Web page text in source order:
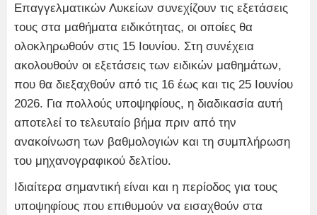
Επαγγελματικών Λυκείων συνεχίζουν τις εξετάσεις
τους στα μαθήματα ειδικότητας, οι οποίες θα
ολοκληρωθούν στις 15 Ιουνίου. Στη συνέχεια
ακολουθούν οι εξετάσεις των ειδικών μαθημάτων,
που θα διεξαχθούν από τις 16 έως και τις 25 Ιουνίου
2026. Για πολλούς υποψηφίους, η διαδικασία αυτή
αποτελεί το τελευταίο βήμα πριν από την
ανακοίνωση των βαθμολογιών και τη συμπλήρωση
του μηχανογραφικού δελτίου.
Ιδιαίτερα σημαντική είναι και η περίοδος για τους
υποψηφίους που επιθυμούν να εισαχθούν στα